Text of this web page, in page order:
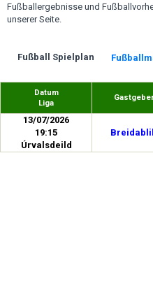
Fußballergebnisse und
unserer Seite.
Fußball Spielplan
Datum
Liga
Gastgeber
13/07/2026
19:15
Úrvalsdeild